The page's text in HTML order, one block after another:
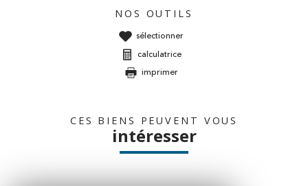
NOS OUTILS
sélectionner
calculatrice
imprimer
CES BIENS PEUVENT VOUS
intéresser